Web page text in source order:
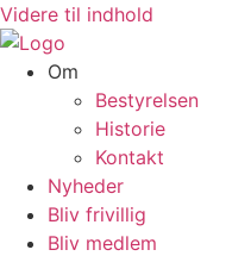
Videre til indhold
Om
Bestyrelsen
Historie
Kontakt
Nyheder
Bliv frivillig
Bliv medlem